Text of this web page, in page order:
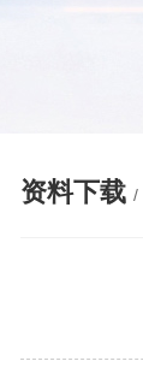
资料下载 /